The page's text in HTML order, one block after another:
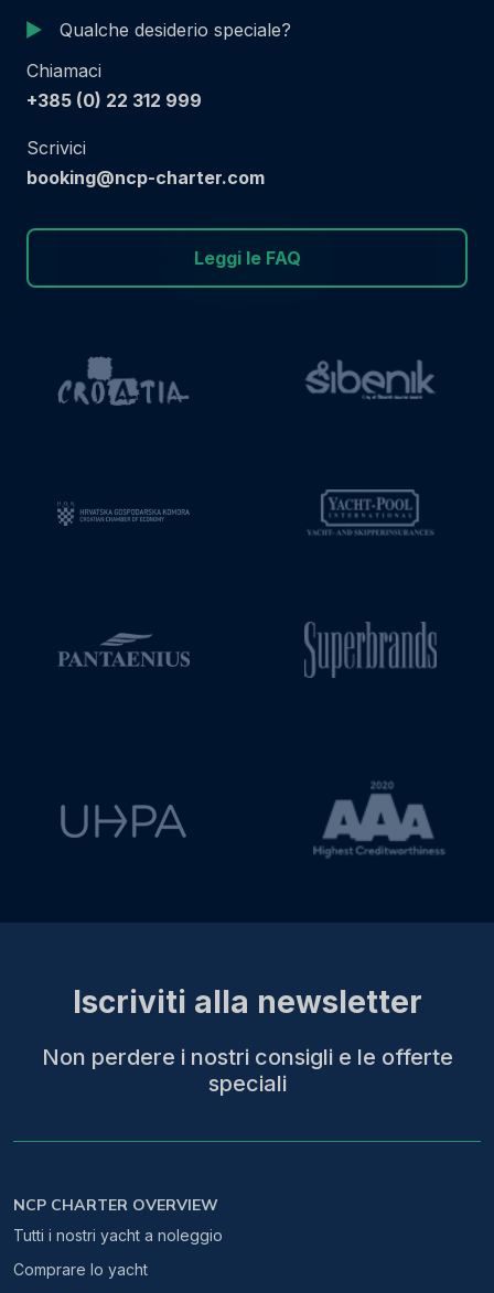
Qualche desiderio speciale?
Chiamaci
+385 (0) 22 312 999
Scrivici
booking@ncp-charter.com
Leggi le FAQ
Iscriviti alla newsletter
Non perdere i nostri consigli e le offerte
speciali
NCP CHARTER OVERVIEW
Tutti i nostri yacht a noleggio
Comprare lo yacht